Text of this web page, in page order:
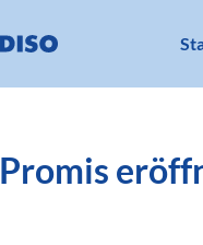
Promis